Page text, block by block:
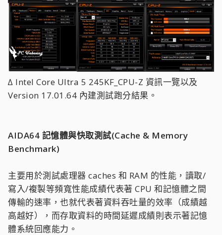
∆ Intel Core Ultra 5 245KF_CPU-Z 資訊一覽以及
Version 17.01.64 內建測試跑分結果。
AIDA64 記憶體與快取測試(Cache & Memory
Benchmark)
主要用於測試處理器 caches 和 RAM 的性能，讀取/
寫入/複製等頻寬性能成績代表著 CPU 和記憶體之間
傳輸的速率，也就代表著資料吞吐量的效率（成績越
高越好），而存取資料的時間延遲成績則表示著記憶
體系統回應能力。